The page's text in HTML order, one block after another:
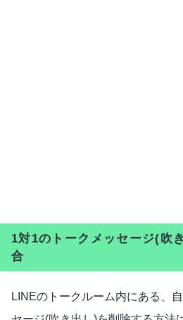
1対1のトークメッセージ(吹
合
LINEのトークルーム内にある、